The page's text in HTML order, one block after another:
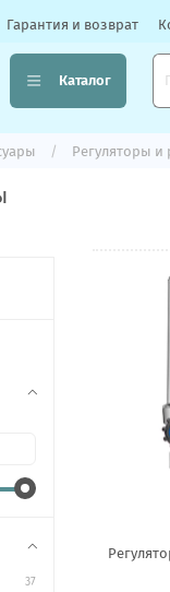
Гарантия и возврат
Каталог
Регуляторы и
37